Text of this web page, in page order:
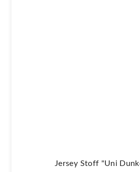
Jersey Stoff "Uni